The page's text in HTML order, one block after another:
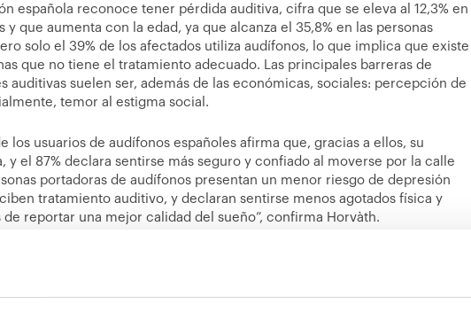
española reconoce tener pérdida auditiva, cifra que se eleva al 12,3% en
y que aumenta con la edad, ya que alcanza el 35,8% en las personas
solo el 39% de los afectados utiliza audífonos, lo que implica que existe
que no tiene el tratamiento adecuado. Las principales barreras de
auditivas suelen ser, además de las económicas, sociales: percepción de
temor al estigma social.
los usuarios de audífonos españoles afirma que, gracias a ellos, su
y el 87% declara sentirse más seguro y confiado al moverse por la calle
portadoras de audífonos presentan un menor riesgo de depresión
tratamiento auditivo, y declaran sentirse menos agotados física y
reportar una mejor calidad del sueño”, confirma Horvàth.
auditiva, no es solo un problema de comunicación, es un factor de
social, por eso es tan importante detectarla y tratarla a tiempo, ya que
auditiva, sino también la emocional, en las personas que la padecen.